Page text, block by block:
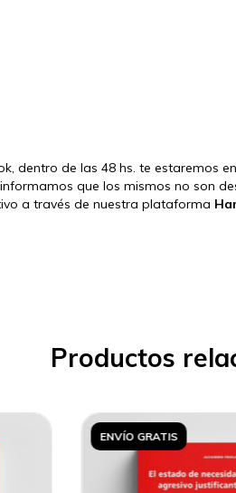
dentro de las 48 hs. te estaremos
que los mismos no son
a través de nuestra plataforma
Productos
ENVÍO GRATIS